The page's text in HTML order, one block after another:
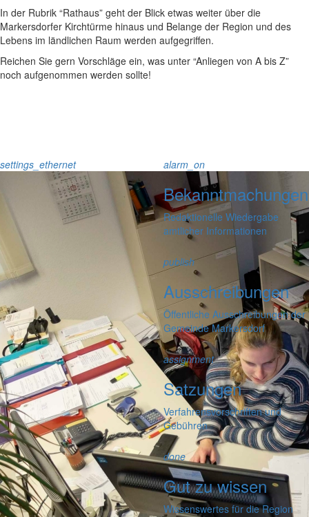
In der Rubrik “Rathaus” geht der Blick etwas weiter über die
Markersdorfer Kirchtürme hinaus und Belange der Region und des
Lebens im ländlichen Raum werden aufgegriffen.
Reichen Sie gern Vorschläge ein, was unter “Anliegen von A bis Z”
noch aufgenommen werden sollte!
settings_ethernet alarm_on
Bekanntmachungen
Redaktionelle Wiedergabe
amtlicher Informationen
publish
Ausschreibungen
Öffentliche Ausschreibungen der
Gemeinde Markersdorf
assignment
Satzungen
Verfahrensvorschriften und
Gebühren
done
Gut zu wissen
Wissenswertes für die Region